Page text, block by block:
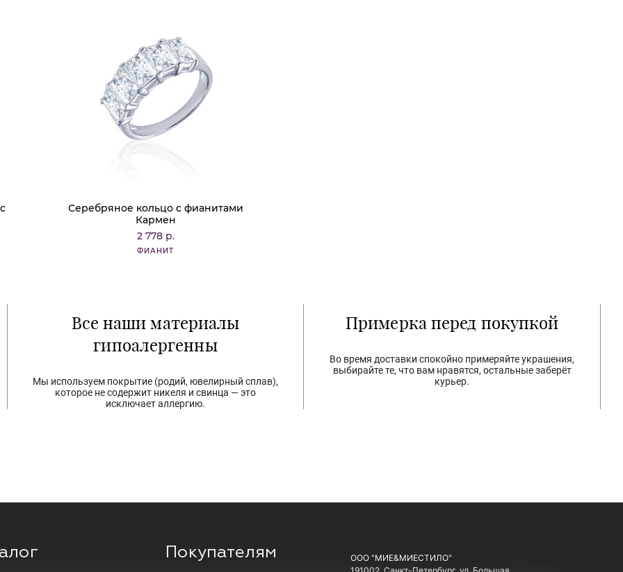
Серебряное кольцо с фианитами
Кармен
2 778 р.
ФИАНИТ
Все наши материалы
гипоалергенны
Мы используем покрытие (родий, ювелирный сплав),
которое не содержит никеля и свинца — это
исключает аллергию.
Примерка перед покупкой
Во время доставки спокойно примеряйте украшения,
выбирайте те, что вам нравятся, остальные заберёт
курьер.
Покупателям
ООО "МИЕ&МИЕСТИЛО"